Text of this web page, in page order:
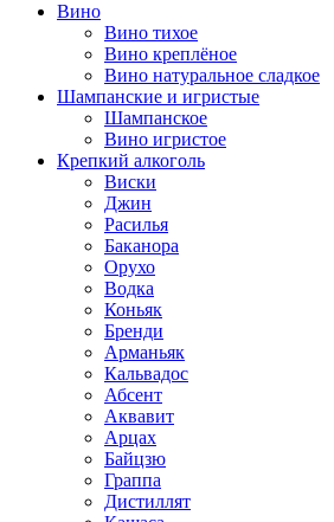
Вино
Вино тихое
Вино креплёное
Вино натуральное сладкое
Шампанские и игристые
Шампанское
Вино игристое
Крепкий алкоголь
Виски
Джин
Расилья
Баканора
Орухо
Водка
Коньяк
Бренди
Арманьяк
Кальвадос
Абсент
Аквавит
Арцах
Байцзю
Граппа
Дистиллят